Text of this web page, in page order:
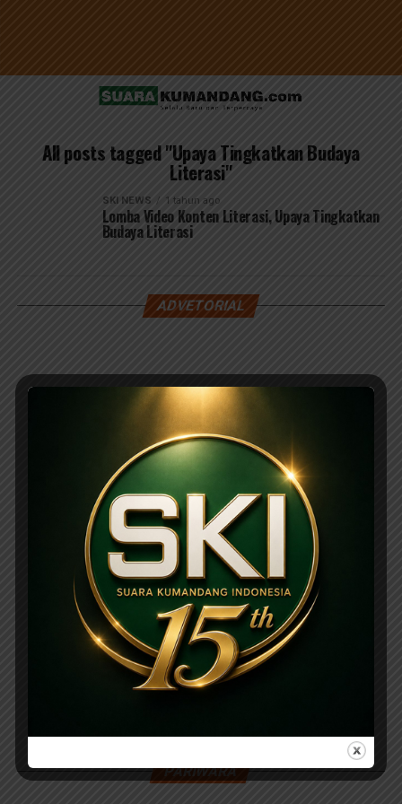
All posts tagged "Upaya Tingkatkan Budaya
Literasi"
SKI NEWS 1 tahun ago
Lomba Video Konten Literasi, Upaya Tingkatkan
Budaya Literasi
ADVETORIAL
PARIWARA